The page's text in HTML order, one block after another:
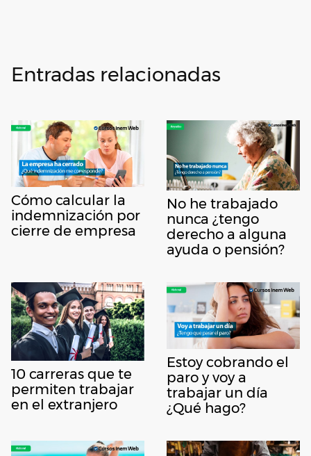
Entradas relacionadas
Cómo calcular la
indemnización por
cierre de empresa
No he trabajado
nunca ¿tengo
derecho a alguna
ayuda o pensión?
10 carreras que te
permiten trabajar
en el extranjero
Estoy cobrando el
paro y voy a
trabajar un día
¿Qué hago?